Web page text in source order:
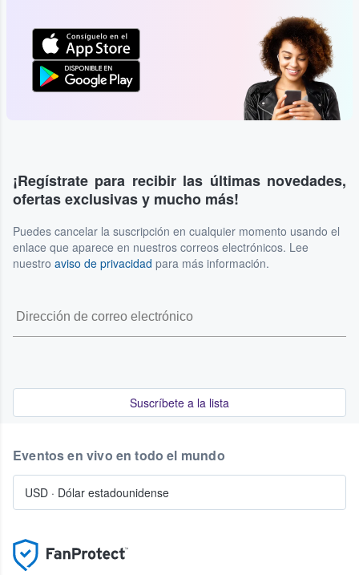
¡Regístrate para recibir las últimas novedades,
ofertas exclusivas y mucho más!
Puedes cancelar la suscripción en cualquier momento usando el
enlace que aparece en nuestros correos electrónicos. Lee
nuestro aviso de privacidad para más información.
Suscríbete a la lista
Eventos en vivo en todo el mundo
USD · Dólar estadounidense